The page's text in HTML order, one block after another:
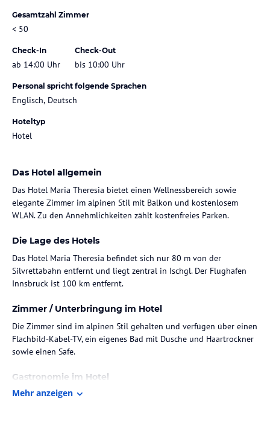
Gesamtzahl Zimmer
< 50
Check-In
ab 14:00 Uhr
Check-Out
bis 10:00 Uhr
Personal spricht folgende Sprachen
Englisch, Deutsch
Hoteltyp
Hotel
Das Hotel allgemein
Das Hotel Maria Theresia bietet einen Wellnessbereich sowie
elegante Zimmer im alpinen Stil mit Balkon und kostenlosem
WLAN. Zu den Annehmlichkeiten zählt kostenfreies Parken.
Die Lage des Hotels
Das Hotel Maria Theresia befindet sich nur 80 m von der
Silvrettabahn entfernt und liegt zentral in Ischgl. Der Flughafen
Innsbruck ist 100 km entfernt.
Zimmer / Unterbringung im Hotel
Die Zimmer sind im alpinen Stil gehalten und verfügen über einen
Flachbild-Kabel-TV, ein eigenes Bad mit Dusche und Haartrockner
sowie einen Safe.
Gastronomie im Hotel
Morgens wird ein Frühstück serviert. Das nächste Restaurant ist
Mehr anzeigen